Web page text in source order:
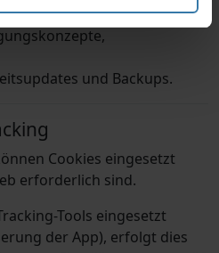
und Backups.
Cookies eingesetzt
erforderlich sind.
Tools eingesetzt
der App), erfolgt dies